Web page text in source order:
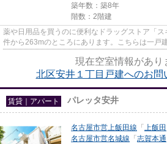
築年数：築8年
階数：2階建
薬や日用品を買うのに便利なドラッグストア「
件から263mのところにあります。こちらは一戸
現在空室情報があり
北区安井１丁目戸建へのお問
賃貸｜アパート パレッタ安井
名古屋市営上飯田線 「 上飯田
名古屋市営名城線 「 志賀本通